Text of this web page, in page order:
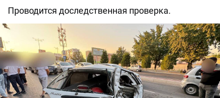
Проводится доследственная проверка.